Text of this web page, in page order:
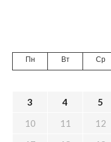
Пн Вт Ср
3
4 5
10
11 12